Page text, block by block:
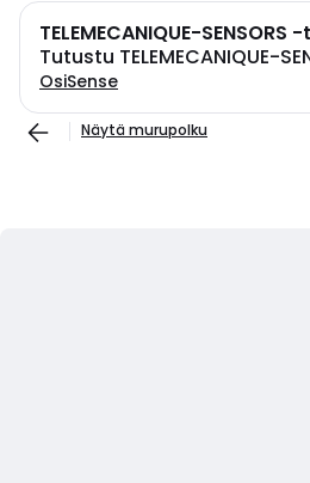
TELEMECANIQUE-SENSORS
Tutustu TELEMECANIQUE-
OsiSense
Näytä murupolku